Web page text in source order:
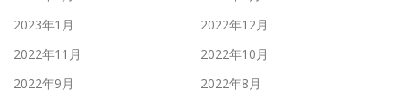
2023年1月
2022年12月
2022年11月
2022年10月
2022年9月
2022年8月